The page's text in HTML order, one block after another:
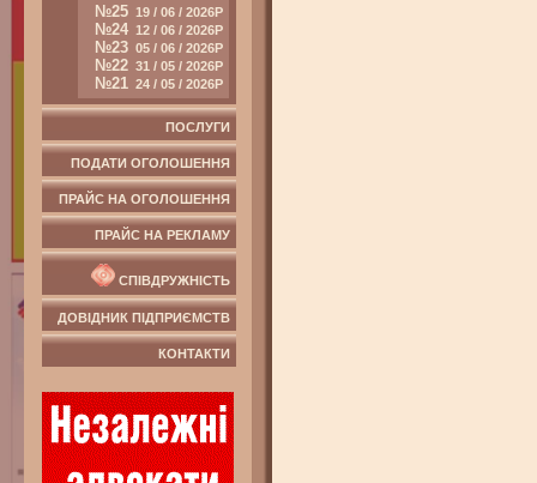
№25 19 / 06 / 2026Р
№24 12 / 06 / 2026Р
№23 05 / 06 / 2026Р
№22 31 / 05 / 2026Р
№21 24 / 05 / 2026Р
ПОСЛУГИ
ПОДАТИ ОГОЛОШЕННЯ
ПРАЙС НА ОГОЛОШЕННЯ
ПРАЙС НА РЕКЛАМУ
СПІВДРУЖНІСТЬ
ДОВІДНИК ПІДПРИЄМСТВ
КОНТАКТИ